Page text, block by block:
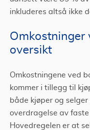
inkluderes altså ikke
Omkostninger
oversikt
Omkostningene ved
kommer i tillegg til
både kjøper og
overdragelse av
Hovedregelen er at